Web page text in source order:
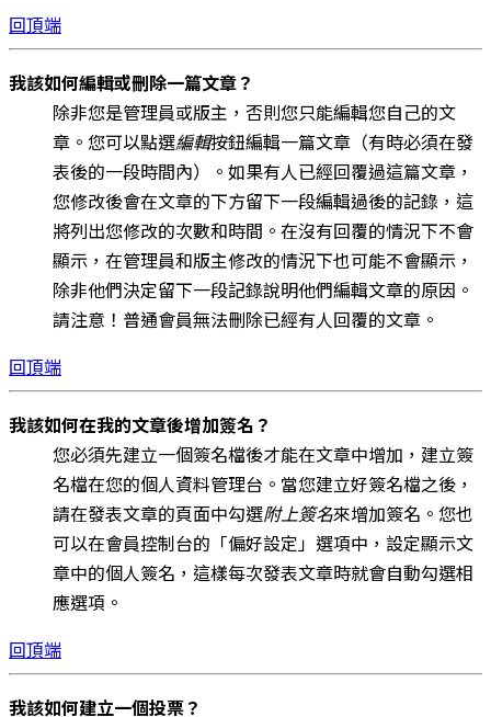
回頂端
我該如何編輯或刪除一篇文章？
除非您是管理員或版主，否則您只能編輯您自己的文
章。您可以點選編輯按鈕編輯一篇文章（有時必須在發
表後的一段時間內）。如果有人已經回覆過這篇文章，
您修改後會在文章的下方留下一段編輯過後的記錄，這
將列出您修改的次數和時間。在沒有回覆的情況下不會
顯示，在管理員和版主修改的情況下也可能不會顯示，
除非他們決定留下一段記錄說明他們編輯文章的原因。
請注意！普通會員無法刪除已經有人回覆的文章。
回頂端
我該如何在我的文章後增加簽名？
您必須先建立一個簽名檔後才能在文章中增加，建立簽
名檔在您的個人資料管理台。當您建立好簽名檔之後，
請在發表文章的頁面中勾選附上簽名來增加簽名。您也
可以在會員控制台的「偏好設定」選項中，設定顯示文
章中的個人簽名，這樣每次發表文章時就會自動勾選相
應選項。
回頂端
我該如何建立一個投票？